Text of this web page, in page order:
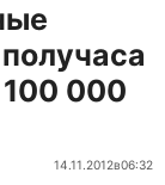
000
14.11.2012в06:32